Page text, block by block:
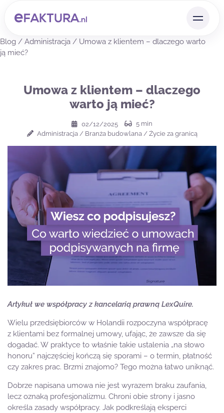
Blog / Administracja / Umowa z klientem – dlaczego warto
ją mieć?
Umowa z klientem – dlaczego
warto ją mieć?
02/12/2025 5 min
Administracja/ Branża budowlana/ Życie za granicą
Artykuł we współpracy z kancelarią prawną LexQuire.
Wielu przedsiębiorców w Holandii rozpoczyna współpracę
z klientami bez formalnej umowy, ufając, że zawsze da się
dogadać. W praktyce to właśnie takie ustalenia „na słowo
honoru” najczęściej kończą się sporami – o termin, płatność
czy zakres prac. Brzmi znajomo? Tego można łatwo uniknąć.
Dobrze napisana umowa nie jest wyrazem braku zaufania,
lecz oznaką profesjonalizmu. Chroni obie strony i jasno
określa zasady współpracy. Jak podkreślają eksperci